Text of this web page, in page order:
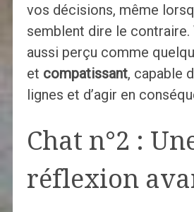
vos décisions, même
semblent dire le contraire.
aussi perçu comme
et compatissant, capable
lignes et d’agir en
Chat n°2 :
réflexion